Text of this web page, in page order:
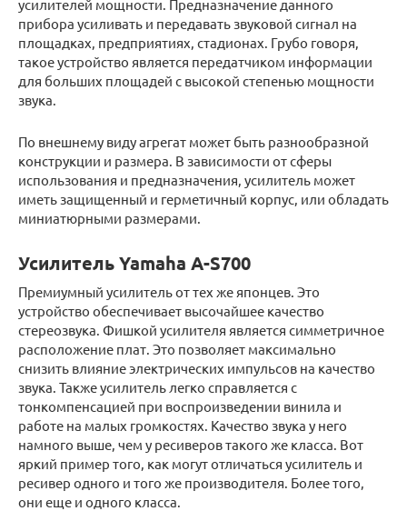
усилителей мощности. Предназначение данного
прибора усиливать и передавать звуковой сигнал на
площадках, предприятиях, стадионах. Грубо говоря,
такое устройство является передатчиком информации
для больших площадей с высокой степенью мощности
звука.
По внешнему виду агрегат может быть разнообразной
конструкции и размера. В зависимости от сферы
использования и предназначения, усилитель может
иметь защищенный и герметичный корпус, или обладать
миниатюрными размерами.
Усилитель Yamaha A-S700
Премиумный усилитель от тех же японцев. Это
устройство обеспечивает высочайшее качество
стереозвука. Фишкой усилителя является симметричное
расположение плат. Это позволяет максимально
снизить влияние электрических импульсов на качество
звука. Также усилитель легко справляется с
тонкомпенсацией при воспроизведении винила и
работе на малых громкостях. Качество звука у него
намного выше, чем у ресиверов такого же класса. Вот
яркий пример того, как могут отличаться усилитель и
ресивер одного и того же производителя. Более того,
они еще и одного класса.